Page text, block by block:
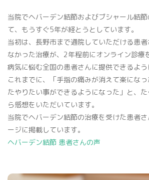
へバーデン結節 患者さ
骨密度検査
プライバシーポリシー
当院でヘバーデン結節およびブシャール結
て、もうすぐ5年が経とうとしています。
当初は、長野市まで通院していただける患
なかった治療が、2年程前にオンライン診療
病気に悩む全国の患者さんに提供できるよう
これまでに、「手指の痛みが消えて楽にな
たやりたい事ができるようになった」と、
ら感想をいただいています。
当院でヘバーデン結節の治療を受けた患者
ージに掲載しています。
ヘバーデン結節 患者さんの声